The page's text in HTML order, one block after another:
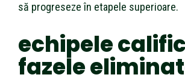
să progreseze în etapele superioare.
echipele
fazele